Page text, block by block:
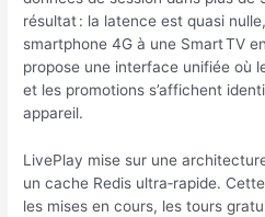
résultat : la latence est quasi
smartphone 4G à une Smart TV
propose une interface unifiée où
et les promotions s’affichent
appareil.
LivePlay mise sur une
un cache Redis ultra‑rapide.
les mises en cours, les tours